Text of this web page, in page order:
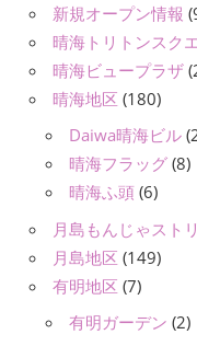
新規オープン情報
晴海トリトンスク
晴海ビュープラザ
晴海地区 (180)
Daiwa晴海ビル
晴海フラッグ (8)
晴海ふ頭 (6)
月島もんじゃスト
月島地区 (149)
有明地区 (7)
有明ガーデン (2)